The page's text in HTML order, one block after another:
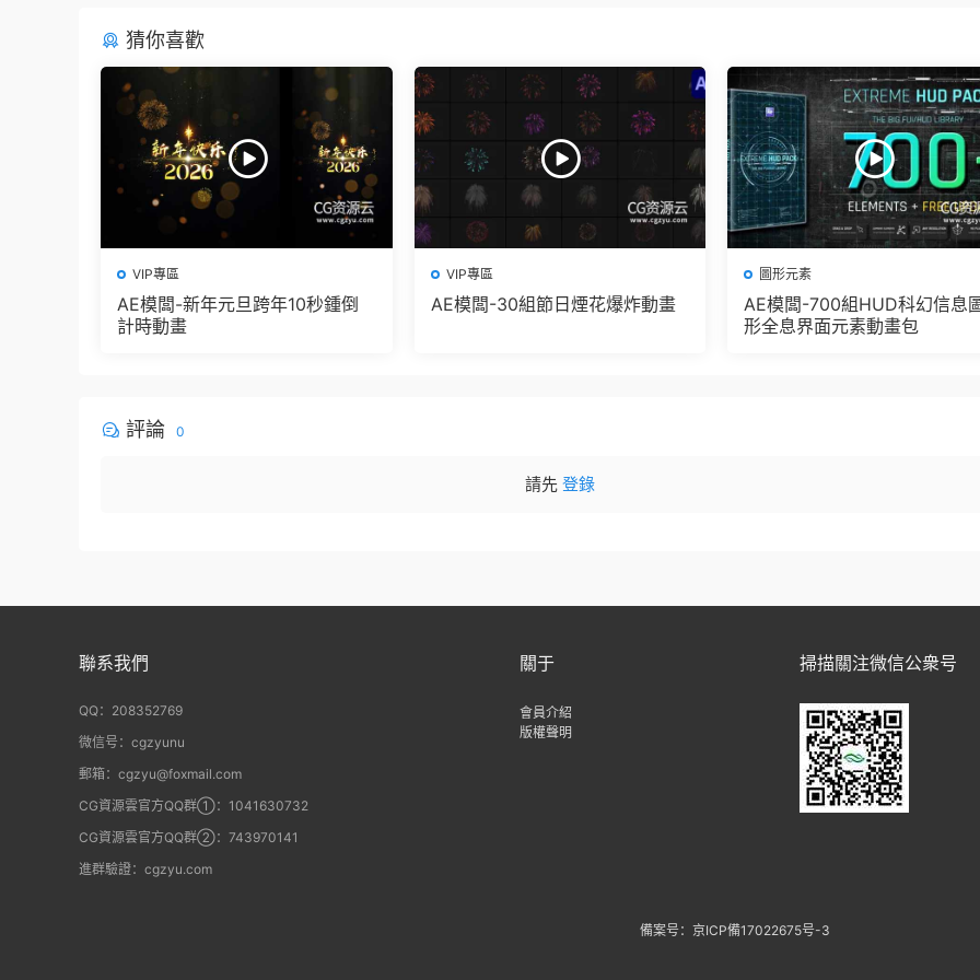
猜你喜歡
VIP專區
AE模闆-新年元旦跨年10秒鍾倒
計時動畫
VIP專區
AE模闆-30組節日煙花爆炸動畫
圖形元素
AE模闆-700組HUD科幻信息
形全息界面元素動畫包
評論 0
請先 登錄
聯系我們
QQ：208352769
微信号：cgzyunu
郵箱：cgzyu@foxmail.com
CG資源雲官方QQ群①：1041630732
CG資源雲官方QQ群②：743970141
進群驗證：cgzyu.com
關于
會員介紹
版權聲明
掃描關注微信公衆号
備案号：京ICP備17022675号-3